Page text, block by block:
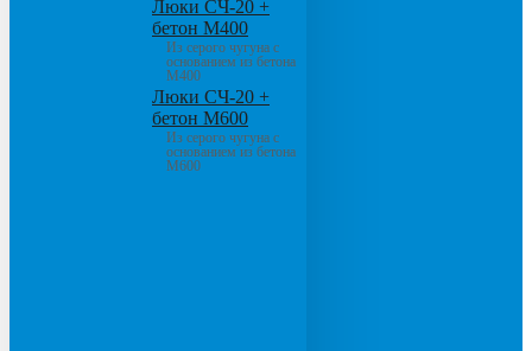
Люки СЧ-20 +
бетон М400
Из серого чугуна с
основанием из бетона
М400
Люки СЧ-20 +
бетон М600
Из серого чугуна с
основанием из бетона
М600